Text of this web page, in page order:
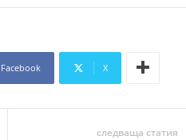
Facebook X
следваща статия